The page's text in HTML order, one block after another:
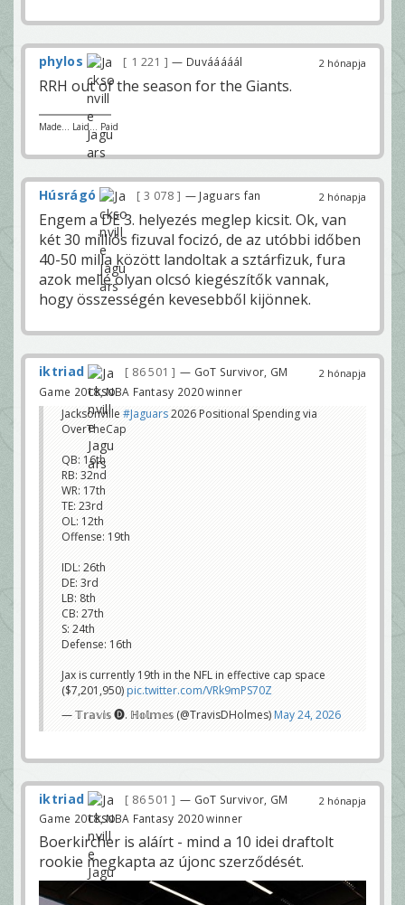
2 hónapja
phylos 1 221 — Duvááááál
RRH out of the season for the Giants.
Made... Laid... Paid
2 hónapja
Húsrágó 3 078 — Jaguars fan
Engem a DE 3. helyezés meglep kicsit. Ok, van
két 30 milliós fizuval focizó, de az utóbbi időben
40-50 milla között landoltak a sztárfizuk, fura
azok mellé olyan olcsó kiegészítők vannak,
hogy összességén kevesebből kijönnek.
2 hónapja
iktriad 86 501
— GoT Survivor, GM
Game 2018, NBA Fantasy 2020 winner
Jacksonville #Jaguars2026 Positional Spending via
OverTheCap
QB: 16th
RB: 32nd
WR: 17th
TE: 23rd
OL: 12th
Offense: 19th
IDL: 26th
DE: 3rd
LB: 8th
CB: 27th
S: 24th
Defense: 16th
Jax is currently 19th in the NFL in effective cap space
($7,201,950)pic.twitter.com/VRk9mPS70Z
— 𝕋𝕣𝕒𝕧𝕚𝕤 🅓. ℍ𝕠𝕝𝕞𝕖𝕤 (@TravisDHolmes)May 24, 2026
2 hónapja
iktriad 86 501
— GoT Survivor, GM
Game 2018, NBA Fantasy 2020 winner
Boerkircher is aláírt - mind a 10 idei draftolt
rookie megkapta az újonc szerződését.